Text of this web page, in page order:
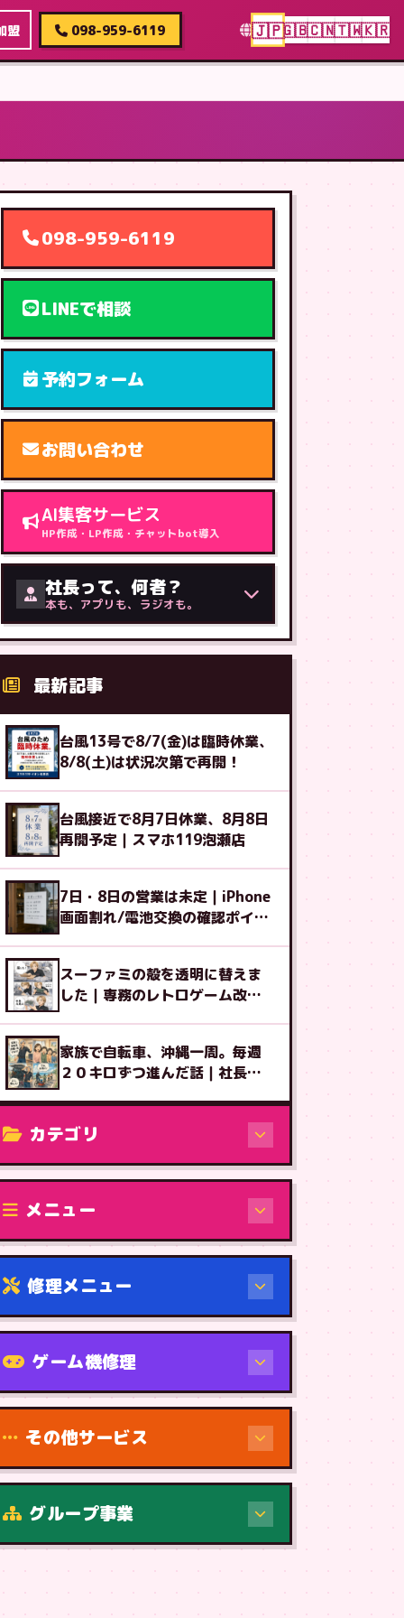
盟 098-959-6119 🇯🇵🇬🇧🇨🇳🇹🇼🇰🇷
098-959-6119
LINEで相談
予約フォーム
お問い合わせ
AI集客サービス
HP作成・LP作成・チャットbot導入
社長って、何者？
本も、アプリも、ラジオも。
最新記事
台風13号で8/7(金)は臨時休業、
8/8(土)は状況次第で再開！
台風接近で8月7日休業、8月8日
再開予定｜スマホ119泡瀬店
7日・8日の営業は未定｜iPhone
画面割れ/電池交換の確認ポイン
スーファミの殻を透明に替えま
した｜専務のレトロゲーム改造
家族で自転車、沖縄一周。毎週
２０キロずつ進んだ話｜社長ブ
カテゴリ
修理（機種から）
メニュー
修理メニュー
機種から
ゲーム機修理
その他サービス
グループ事業